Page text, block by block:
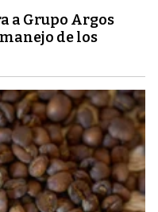
a Grupo Argos
de los